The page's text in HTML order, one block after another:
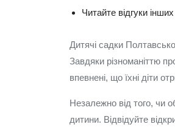
Читайте відгуки
Дитячі садки
Завдяки різноманіттю
впевнені, що їхні діти
Незалежно від того, чи
дитини. Відвідуйте